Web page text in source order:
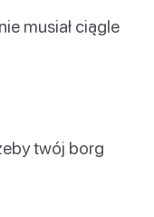
musiał ciągle
twój borg